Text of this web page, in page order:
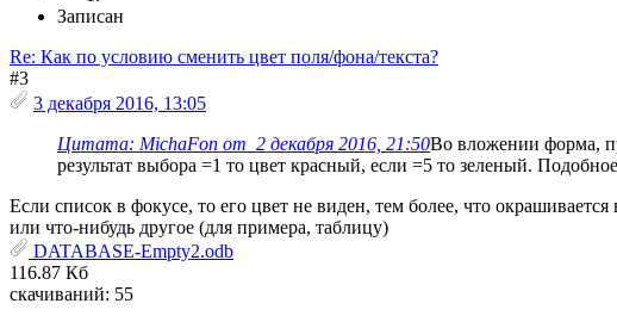
Записан
Re: Как по условию сменить цвет поля/фона/текста?
#3
3 декабря 2016, 13:05
Цитата: MichaFon от 2 декабря 2016, 21:50Во вложении форма,
результат выбора =1 то цвет красный, если =5 то зеленый.
Если список в фокусе, то его цвет не виден, тем более, что
или что-нибудь другое (для примера, таблицу)
DATABASE-Empty2.odb
116.87 Кб
скачиваний: 55